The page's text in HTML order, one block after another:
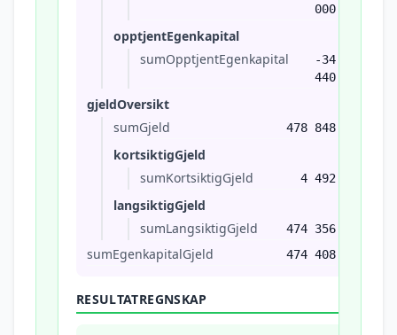
000
opptjentEgenkapital
sumOpptjentEgenkapital
-34
440
gjeldOversikt
sumGjeld
478 848
kortsiktigGjeld
sumKortsiktigGjeld
4 492
langsiktigGjeld
sumLangsiktigGjeld
474 356
sumEgenkapitalGjeld 474 408
RESULTATREGNSKAP